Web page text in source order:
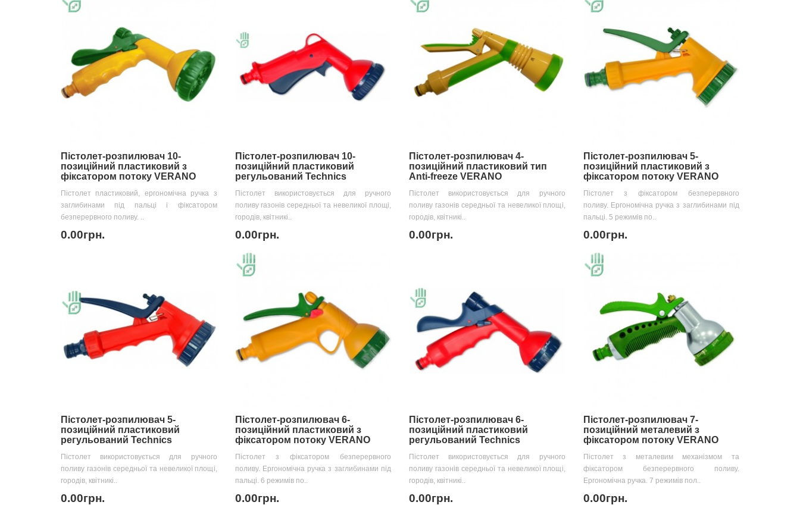
Пістолет-розпилювач 10-
позиційний пластиковий з
фіксатором потоку VERANO
Пістолет пластиковий, ергономічна ручка з
заглибинами під пальці і фіксатором
безперервного поливу. ..
0.00грн.
Пістолет-розпилювач 10-
позиційний пластиковий
регульований Technics
Пістолет використовується для ручного
поливу газонів середньої та невеликої площі,
городів, квітникі..
0.00грн.
Пістолет-розпилювач 4-
позиційний пластиковий тип
Anti-freeze VERANO
Пістолет використовується для ручного
поливу газонів середньої та невеликої площі,
городів, квітникі..
0.00грн.
Пістолет-розпилювач 5-
позиційний пластиковий з
фіксатором потоку VERANO
Пістолет з фіксатором безперервного
поливу. Ергономічна ручка з заглибинами під
пальці. 5 режимів по..
0.00грн.
Пістолет-розпилювач 5-
позиційний пластиковий
регульований Technics
Пістолет використовується для ручного
поливу газонів середньої та невеликої площі,
городів, квітникі..
0.00грн.
Пістолет-розпилювач 6-
позиційний пластиковий з
фіксатором потоку VERANO
Пістолет з фіксатором безперервного
поливу. Ергономічна ручка з заглибинами під
пальці. 6 режимів по..
0.00грн.
Пістолет-розпилювач 6-
позиційний пластиковий
регульований Technics
Пістолет використовується для ручного
поливу газонів середньої та невеликої площі,
городів, квітникі..
0.00грн.
Пістолет-розпилювач 7-
позиційний металевий з
фіксатором потоку VERANO
Пістолет з металевим механізмом та
фіксатором безперервного поливу.
Ергономічна ручка. 7 режимів пол..
0.00грн.